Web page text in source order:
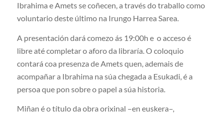
Ibrahima e Amets se coñecen, a través do traballo como
voluntario deste último na Irungo Harrea Sarea.
A presentación dará comezo ás 19:00h e o acceso é
libre até completar o aforo da libraría. O coloquio
contará coa presenza de Amets quen, ademais de
acompañar a Ibrahima na súa chegada a Esukadi, é a
persoa que pon sobre o papel a súa historia.
Miñan é o título da obra orixinal –en euskera–,